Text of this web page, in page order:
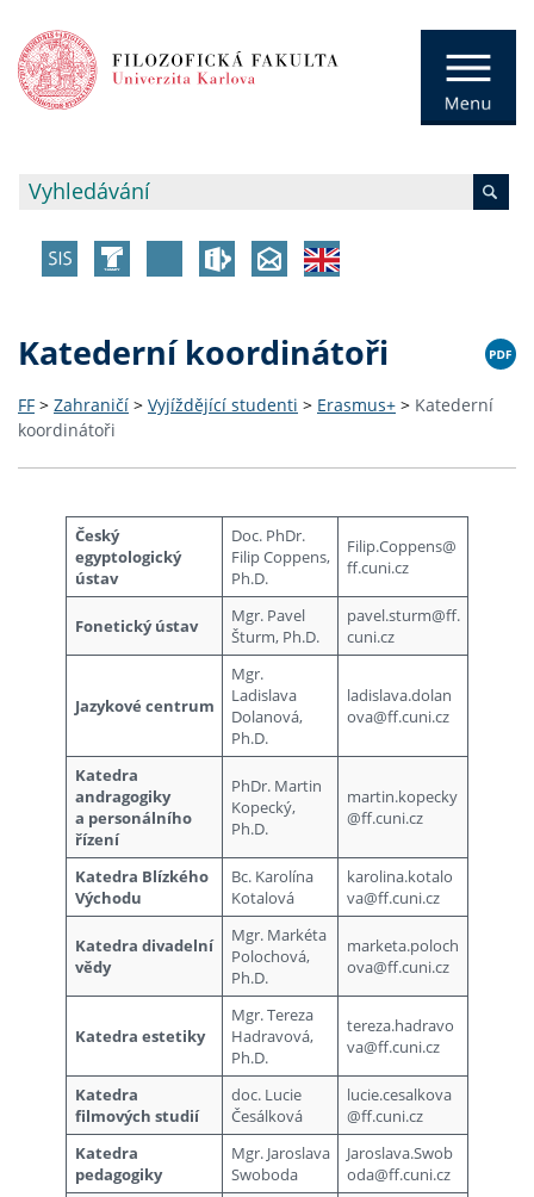
Katederní koordinátoři
FF > Zahraničí > Vyjíždějící studenti > Erasmus+ > Katederní
koordinátoři
Český
egyptologický
ústav
Doc. PhDr.
Filip Coppens,
Ph.D.
Filip.Coppens@
ff.cuni.cz
Fonetický ústav
Mgr. Pavel
Šturm, Ph.D.
pavel.sturm@ff.
cuni.cz
Jazykové centrum
Mgr.
Ladislava
Dolanová,
Ph.D.
ladislava.dolan
ova@ff.cuni.cz
Katedra
andragogiky
a personálního
řízení
PhDr. Martin
Kopecký,
Ph.D.
martin.kopecky
@ff.cuni.cz
Katedra Blízkého
Východu
Bc. Karolína
Kotalová
karolina.kotalo
va@ff.cuni.cz
Katedra divadelní
vědy
Mgr. Markéta
Polochová,
Ph.D.
marketa.poloch
ova@ff.cuni.cz
Katedra estetiky
Mgr. Tereza
Hadravová,
Ph.D.
tereza.hadravo
va@ff.cuni.cz
Katedra
filmových studií
doc. Lucie
Česálková
lucie.cesalkova
@ff.cuni.cz
Katedra
pedagogiky
Mgr. Jaroslava
Swoboda
Jaroslava.Swob
oda@ff.cuni.cz